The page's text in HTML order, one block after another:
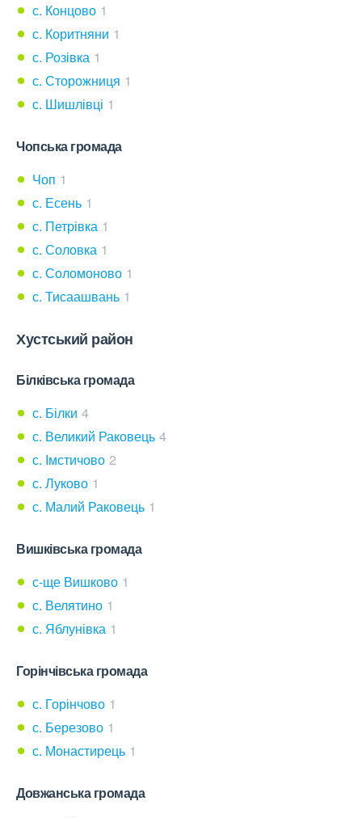
с. Концово 1
с. Коритняни 1
с. Розівка 1
с. Сторожниця 1
с. Шишлівці 1
Чопська громада
Чоп 1
с. Есень 1
с. Петрівка 1
с. Соловка 1
с. Соломоново 1
с. Тисаашвань 1
Хустський район
Білківська громада
с. Білки 4
с. Великий Раковець 4
с. Імстичово 2
с. Луково 1
с. Малий Раковець 1
Вишківська громада
с-ще Вишково 1
с. Велятино 1
с. Яблунівка 1
Горінчівська громада
с. Горінчово 1
с. Березово 1
с. Монастирець 1
Довжанська громада